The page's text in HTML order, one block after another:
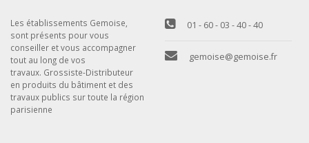
Les établissements Gemoise,
sont présents pour vous
conseiller et vous accompagner
tout au long de vos
travaux. Grossiste-Distributeur
en produits du bâtiment et des
travaux publics sur toute la région
parisienne
01 - 60 - 03 - 40 - 40
gemoise@gemoise.fr